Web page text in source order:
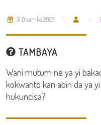
31 Disamba 2023
TAMBAYA
Wani mutum ne ya yi
kokwanto kan abin da ya
hukuncisa?